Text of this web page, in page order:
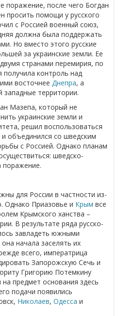
поражение, после чего Богдан
просить помощи у русского
с Россией военный союз,
должна была поддержать
Но вместо этого русские
за украинские земли. Ее
странами перемирия, по
получила контроль над
восточнее Днепра, а
территории.
Мазепа, который не
украинские земли и
решил воспользоваться
объединился со шведским
с Россией. Однако планам
шведско-
поражение.
для России в частности из-
Однако Приазовье и Крым все
Крымского ханства –
В результате ряда русско-
завладеть южными
начала заселять их
всего, императрица
Запорожскую Сечь и
Григорию Потемкину
предмет основания здесь
подачи появились
Николаев, Одесса и